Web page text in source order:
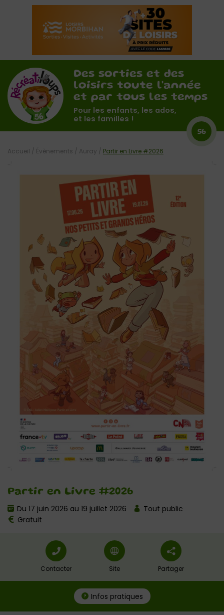
Des sorties et des
loisirs toute l'année
et par tous les temps
Pour les enfants, les ados,
et les familles !
56
Partir en Livre #2026
Du 17 juin 2026 au 19 juillet 2026
Tout public
Gratuit
Accueil / Évènements / Auray / Partir en Livre #2026
Contacter Site Partager
Infos pratiques